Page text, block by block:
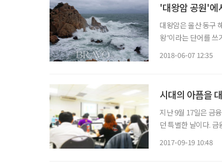
'대왕암 공원'에
대왕암은 울산 동구
왕’이라는 단어를
2018-06-07 12:35
시대의 아픔을
지난 9월 17일은 금
던 특별한 날이다.
2017-09-19 10:48